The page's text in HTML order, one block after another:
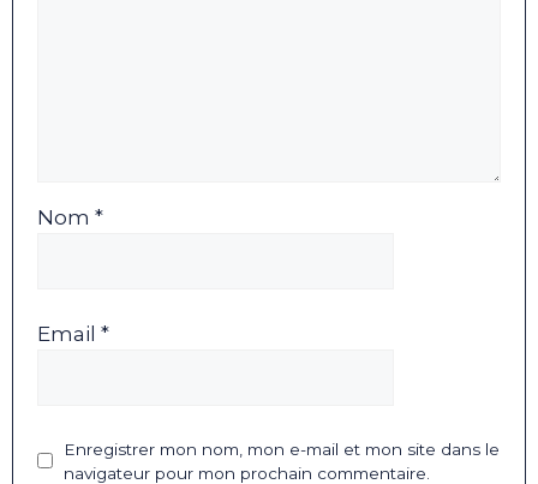
Nom *
Email *
Enregistrer mon nom, mon e-mail et mon site dans le
navigateur pour mon prochain commentaire.